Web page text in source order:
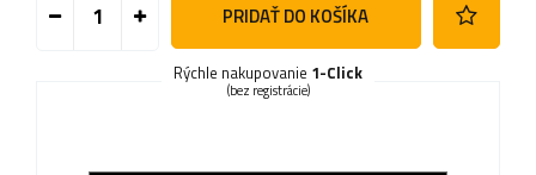
PRIDAŤ DO KOŠÍKA
Rýchle nakupovanie 1-Click
(bez registrácie)